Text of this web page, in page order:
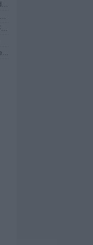
Santegidiese, Eusepi: "Qui progetto importante. Addio? Non è dipeso da me"
Trapani, il bilancio di Strano e Aronica verso l'inizio della nuova stagione
Nissa, ufficiale l'arrivo in biancoscudato di Lamine Fofana
Il Fasano crede nel ricorso: “Possiamo presentarlo entro 30 giorni dal comunicato”